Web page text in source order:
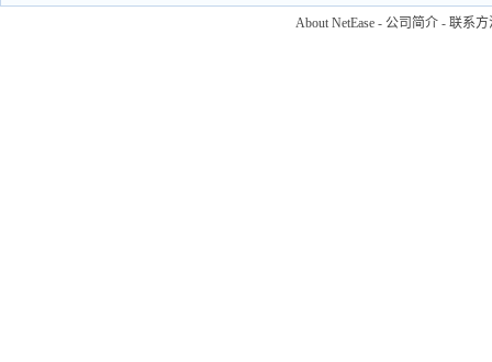
About NetEase - 公司简介 - 联系方